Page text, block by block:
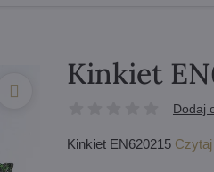
Kinkiet
Dodaj
Kinkiet EN620215